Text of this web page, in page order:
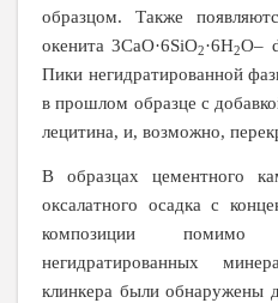
образцом. Также
окенита 3CaO·6SiO2·6H2O–
Пики негидратированной
в прошлом образце с
лецитина, и, возможно,
В образцах цементного
оксалатного осадка с
композиции помимо
негидратированных
клинкера были обнаружены